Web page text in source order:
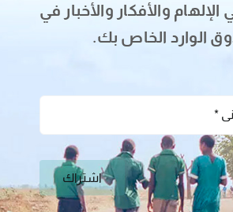
والأفكار والأخبار في
الوارد الخاص بك.
اشتراك